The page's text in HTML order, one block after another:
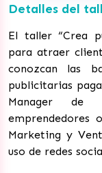
Detalles del
El taller “Crea
para atraer
conozcan las
publicitarias
Manager de
emprendedores
Marketing y
uso de redes